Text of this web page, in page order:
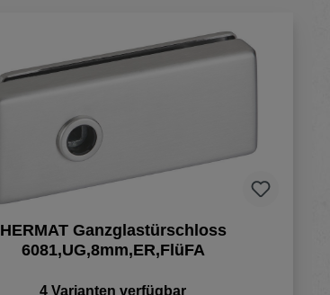
HERMAT Ganzglastürschloss
6081,UG,8mm,ER,FlüFA
4 Varianten verfügbar